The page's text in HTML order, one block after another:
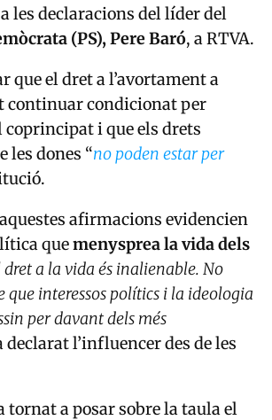
les declaracions del líder del
(PS), Pere Baró, a RTVA.
que el dret a l’avortament a
continuar condicionat per
coprincipat i que els drets
les dones “no poden estar per
afirmacions evidencien
quemenysprea la vida dels
dret a la vida és inalienable. No
que interessos polítics i la ideologia
per davant dels més
declarat l’influencer des de les
tornat a posar sobre la taula el